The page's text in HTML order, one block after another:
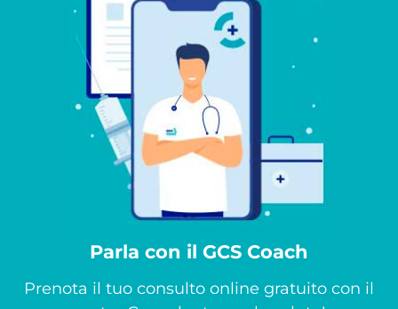
Parla con il GCS Coach
Prenota il tuo consulto online gratuito con il